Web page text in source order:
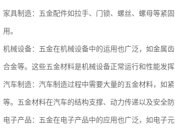
家具制造：五金配件如拉手、门锁、螺丝、螺母等紧
用。
机械设备：五金在机械设备中的运用也广泛，如金属
合金等。这些五金材料是机械设备正常运行和性能发挥
汽车制造：汽车制造过程中需要大量的五金材料，如
等。五金材料在汽车的结构支撑、动力传递以及安全
电子产品：五金在电子产品中的应用也广泛，如电子